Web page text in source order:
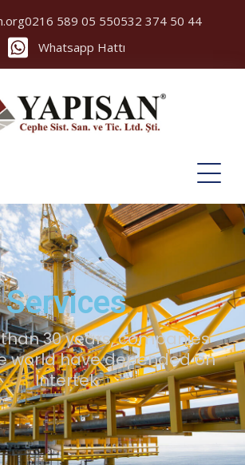
0216 589 05 550532 374 50 44
Whatsapp Hattı
Services
30 years, companies
world have depended on
Intertek